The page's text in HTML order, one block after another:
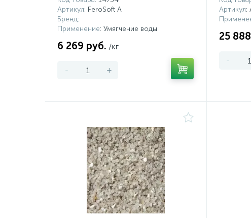
Артикул: FeroSoft A
Бренд:
Применение: Умягчение воды
6 269 руб. /кг
- +
Артикул:
25
-